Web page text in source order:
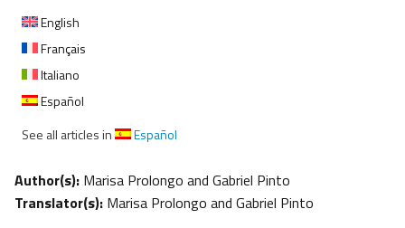
English
Français
Italiano
Español
See all articles in
Español
Author(s): Marisa Prolongo and Gabriel Pinto
Translator(s): Marisa Prolongo and Gabriel Pinto